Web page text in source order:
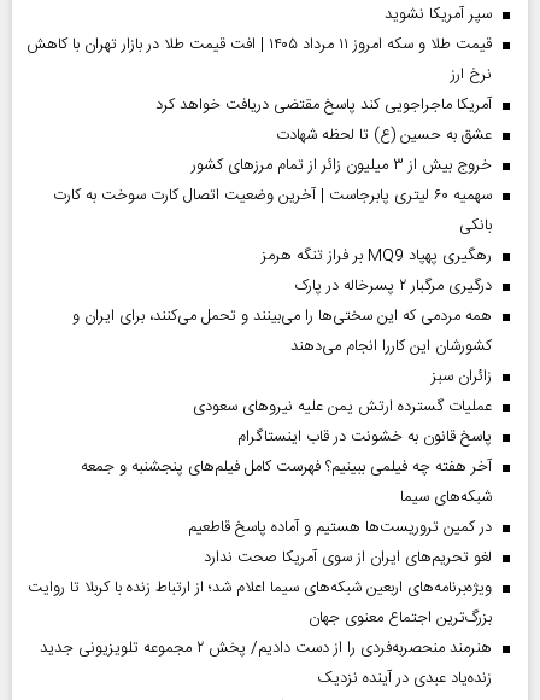
سپر آمریکا نشوید
قیمت طلا و سکه امروز ۱۱ مرداد ۱۴۰۵ | افت قیمت طلا در بازار تهران با کاهش
نرخ ارز
آمریکا ماجراجویی کند پاسخ مقتضی دریافت خواهد کرد
عشق به حسین (ع) تا لحظه شهادت
خروج بیش از ۳ میلیون زائر از تمام مرز‌های کشور
سهمیه ۶۰ لیتری پابرجاست | آخرین وضعیت اتصال کارت سوخت به کارت
بانکی
رهگیری پهپاد MQ9 بر فراز تنگه هرمز
درگیری مرگبار ۲ پسرخاله در پارک
همه مردمی که این سختی‌ها را می‌بینند و تحمل می‌کنند، برای ایران و
کشورشان این کاررا انجام می‌دهند
‌زائران سبز
عملیات گسترده ارتش یمن علیه نیروهای سعودی
پاسخ قانون به خشونت در قاب اینستاگرام
آخر هفته چه فیلمی ببینیم؟ فهرست کامل فیلم‌های پنجشنبه و جمعه
شبکه‌های سیما
در کمین تروریست‌ها هستیم و آماده پاسخ قاطعیم
لغو تحریم‌های ایران از سوی آمریکا صحت ندارد
ویژه‌برنامه‌های اربعین شبکه‌های سیما اعلام شد؛ از ارتباط زنده با کربلا تا روایت
بزرگ‌ترین اجتماع معنوی جهان
هنرمند منحصر‌به‌فردی را از دست دادیم/ پخش ۲ مجموعه تلویزیونی جدید
زنده‌یاد عبدی در آینده نزدیک